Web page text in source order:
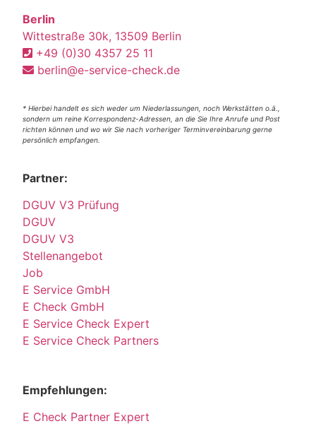
Berlin
Wittestraße 30k, 13509 Berlin
+49 (0)30 4357 25 11
berlin@e-service-check.de
* Hierbei handelt es sich weder um Niederlassungen, noch Werkstätten o.ä.,
sondern um reine Korrespondenz-Adressen, an die Sie Ihre Anrufe und Post
richten können und wo wir Sie nach vorheriger Terminvereinbarung gerne
persönlich empfangen.
Partner:
DGUV V3 Prüfung
DGUV
DGUV V3
Stellenangebot
Job
E Service GmbH
E Check GmbH
E Service Check Expert
E Service Check Partners
Empfehlungen:
E Check Partner Expert